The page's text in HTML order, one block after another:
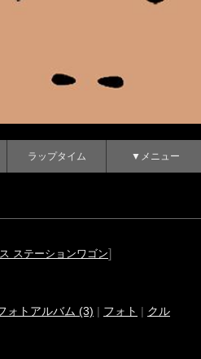
ラップタイム ▼メニュー
ステーションワゴン]
ォトアルバム (3) | フォト | クル